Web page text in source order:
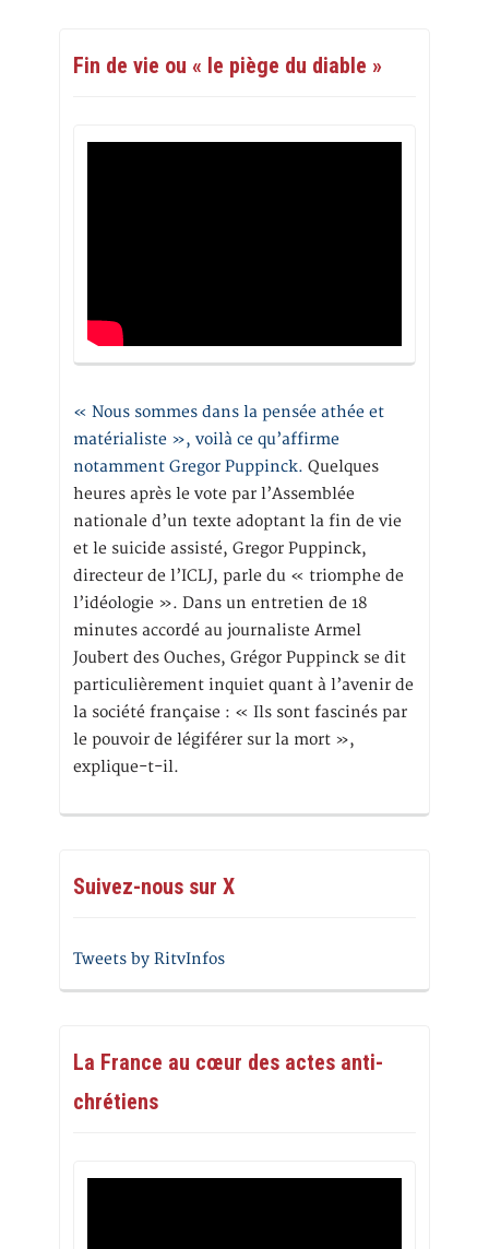
Fin de vie ou « le piège du diable »
« Nous sommes dans la pensée athée et
matérialiste », voilà ce qu’affirme
notamment Gregor Puppinck. Quelques
heures après le vote par l’Assemblée
nationale d’un texte adoptant la fin de vie
et le suicide assisté, Gregor Puppinck,
directeur de l’ICLJ, parle du « triomphe de
l’idéologie ». Dans un entretien de 18
minutes accordé au journaliste Armel
Joubert des Ouches, Grégor Puppinck se dit
particulièrement inquiet quant à l’avenir de
la société française : « Ils sont fascinés par
le pouvoir de légiférer sur la mort »,
explique-t-il.
Suivez-nous sur X
Tweets by RitvInfos
La France au cœur des actes anti-
chrétiens